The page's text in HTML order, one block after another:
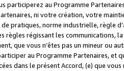
participerez au Programme
ni votre création, votre
pratiques, norme industrielle, règle
régissant les communications,
que vous n’êtes pas un mineur ou
au Programme Partenaires, et
dans le présent Accord, (e) que